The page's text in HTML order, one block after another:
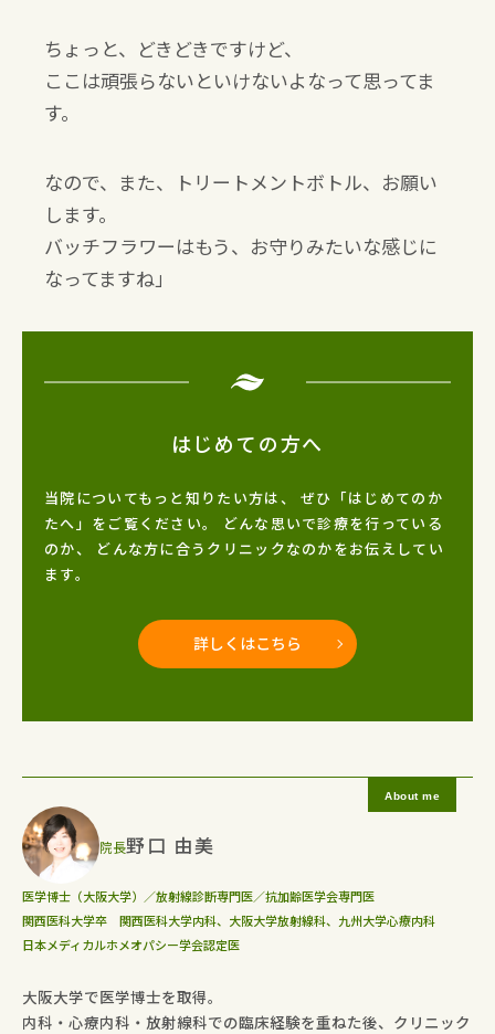
ちょっと、どきどきですけど、
ここは頑張らないといけないよなって思ってま
す。
なので、また、トリートメントボトル、お願い
します。
バッチフラワーはもう、お守りみたいな感じに
なってますね」
はじめての方へ
当院についてもっと知りたい方は、
ぜひ「はじめてのか
たへ」をご覧ください。
どんな思いで診療を行っている
のか、
どんな方に合うクリニックなのかをお伝えしてい
ます。
詳しくはこちら
院長野口 由美
医学博士（大阪大学）／放射線診断専門医／抗加齢医学会専門医
関西医科大学卒 関西医科大学内科、大阪大学放射線科、九州大学心療内科
日本メディカルホメオパシー学会認定医
大阪大学で医学博士を取得。
内科・心療内科・放射線科での臨床経験を重ねた後、クリニック